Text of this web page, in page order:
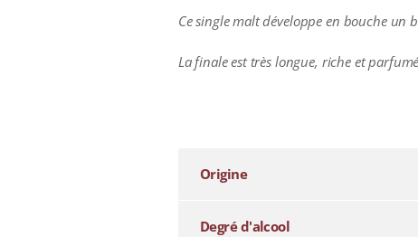
Ce single malt développe en bouche un
La finale est très longue, riche et
Origine
Degré d'alcool